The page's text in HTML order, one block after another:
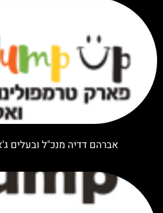
אברהם דדיה מנכ"ל ובעלים